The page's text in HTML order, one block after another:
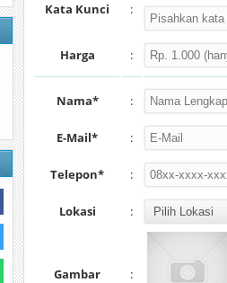
Kata Kunci :
Harga :
Nama* :
E-Mail* :
Telepon* :
Lokasi :
Gambar :